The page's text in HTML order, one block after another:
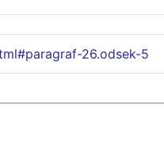
26.odsek-5